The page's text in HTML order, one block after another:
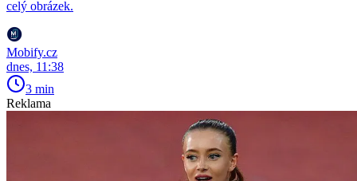
celý obrázek.
Mobify.cz
dnes, 11:38
3 min
Reklama